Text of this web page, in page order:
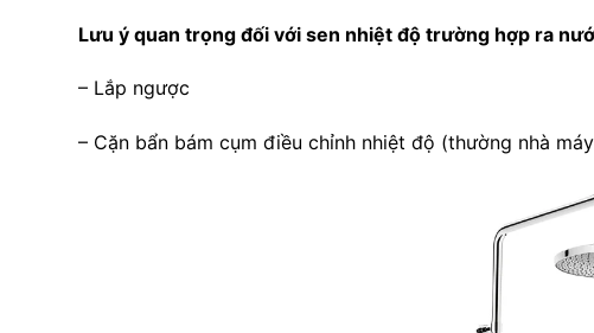
Lưu ý quan trọng đối với sen nhiệt độ trường hợp ra
– Lắp ngược
– Cặn bẩn bám cụm điều chỉnh nhiệt độ (thường nhà